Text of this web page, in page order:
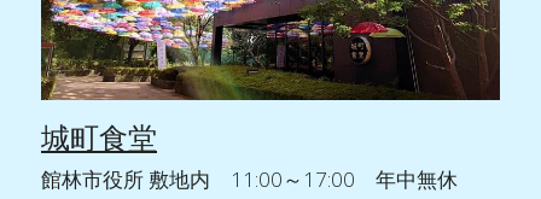
城町食堂
館林市役所 敷地内　11:00～17:00　年中無休